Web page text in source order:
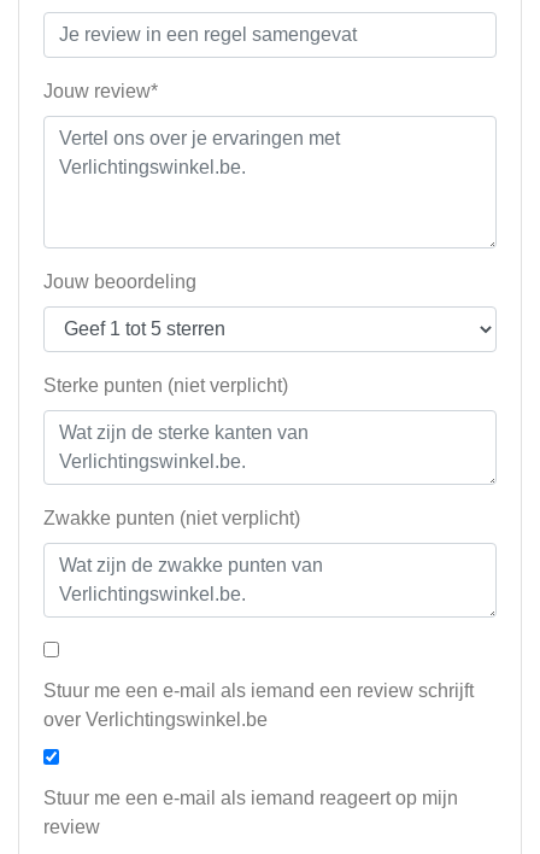
Jouw review*
Jouw beoordeling
Sterke punten (niet verplicht)
Zwakke punten (niet verplicht)
Stuur me een e-mail als iemand een review schrijft
over Verlichtingswinkel.be
Stuur me een e-mail als iemand reageert op mijn
review